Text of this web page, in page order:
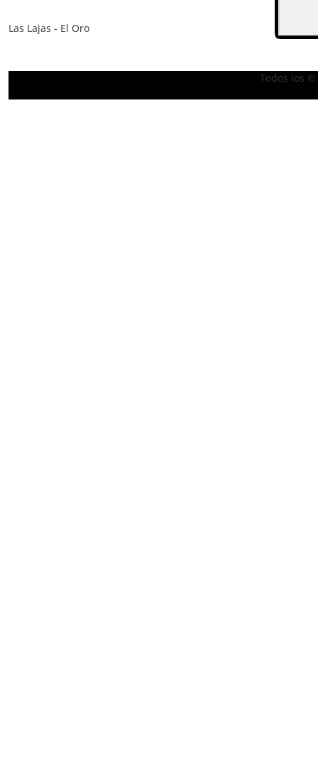
Las Lajas - El Oro
Todos los ©